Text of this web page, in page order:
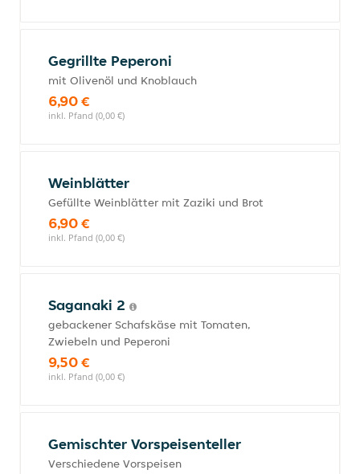
Gegrillte Peperoni
mit Olivenöl und Knoblauch
6,90 €
inkl. Pfand (0,00 €)
Weinblätter
Gefüllte Weinblätter mit Zaziki und Brot
6,90 €
inkl. Pfand (0,00 €)
Saganaki 2
gebackener Schafskäse mit Tomaten,
Zwiebeln und Peperoni
9,50 €
inkl. Pfand (0,00 €)
Gemischter Vorspeisenteller
Verschiedene Vorspeisen